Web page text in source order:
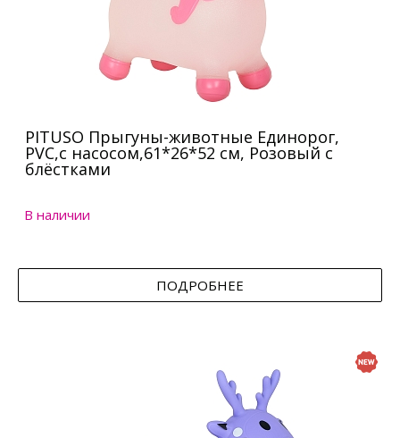
PITUSO Прыгуны-животные Единорог,
PVC,с насосом,61*26*52 см, Розовый с
блёстками
В наличии
ПОДРОБНЕЕ